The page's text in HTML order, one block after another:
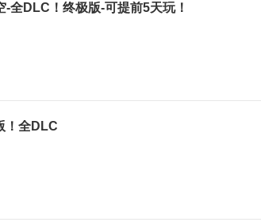
-全DLC！终极版-可提前5天玩！
！全DLC